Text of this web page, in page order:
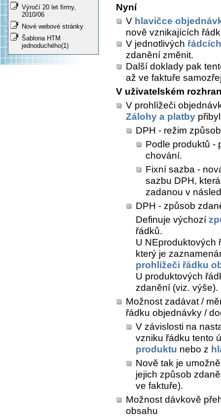
Výročí 20 let firmy,
2010/06
Nové webové stránky
Šablona HTM
jednoduchého(1)
Nyní
V hlavičce
nově vznikajících
V jednotlivých
zdanění změnit.
Další doklady pak
až ve faktuře
V uživatelském
V prohlížeči
Zálohy a platby
DPH - režim
Podle produktů -
chování.
Fixní sazba -
sazbu DPH,
zadanou v
DPH - způsob
Definuje výchozí
řádků.
U NEproduktových
který je
prohlížeči řádku
U produktových
zdanění (viz. výše).
Možnost zadávat /
řádku objednávky /
V závislosti na
vzniku řádku tento
produktu nebo z
Nově tak je
jejich způsob
ve faktuře).
Možnost dávkově
obsahu